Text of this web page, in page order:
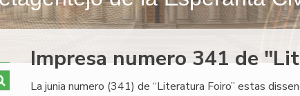
Impresa numero 341 de
La junia numero (341) de “Literatura Foiro” estas